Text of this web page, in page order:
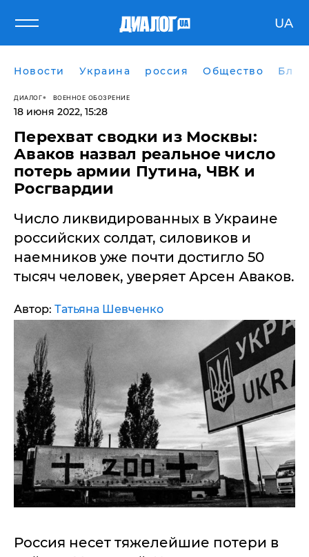
UA
Новости Украина россия Общество
ДИАЛОГ ВОЕННОЕ ОБОЗРЕНИЕ
18 июня 2022, 15:28
Перехват сводки из Москвы:
Аваков назвал реальное число
потерь армии Путина, ЧВК и
Росгвардии
​Число ликвидированных в Украине
российских солдат, силовиков и
наемников уже почти достигло 50
тысяч человек, уверяет Арсен Аваков.
Автор: Татьяна Шевченко
Россия несет тяжелейшие потери в